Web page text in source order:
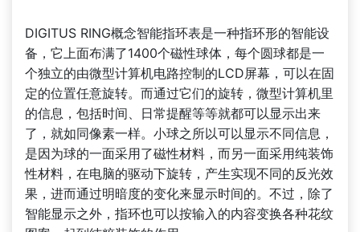
DIGITUS RING概念智能指环表是一种指环形的智能设
备，它上面布满了1400个磁性球体，每个圆球都是一
个独立的由微型计算机电路控制的LCD屏幕，可以在固
定的位置任意旋转。而通过它们的旋转，微型计算机里
的信息，包括时间、日常提醒等等就都可以显示出来
了，就如同像素一样。小球之所以可以显示不同信息，
是因为球的一面采用了磁性材料，而另一面采用纯装饰
性材料，在电脑的驱动下旋转，产生实现不同的反光效
果，进而通过明暗度的变化来显示时间的。不过，除了
智能显示之外，指环也可以按输入的内容变换各种花纹